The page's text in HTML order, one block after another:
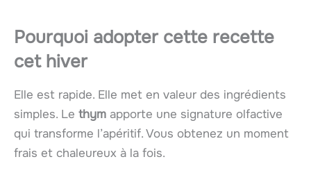
Pourquoi adopter cette recette
cet hiver
Elle est rapide. Elle met en valeur des ingrédients
simples. Le thym apporte une signature olfactive
qui transforme l’apéritif. Vous obtenez un moment
frais et chaleureux à la fois.